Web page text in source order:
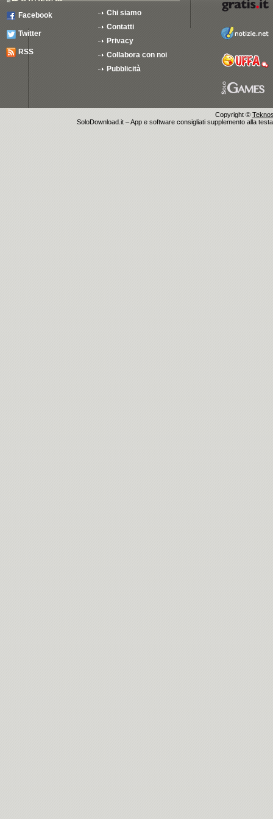
Facebook
Twitter
RSS
Chi siamo
Contatti
Privacy
Collabora con noi
Pubblicità
Copyright ©
SoloDownload.it – App e software consigliati supplemento alla